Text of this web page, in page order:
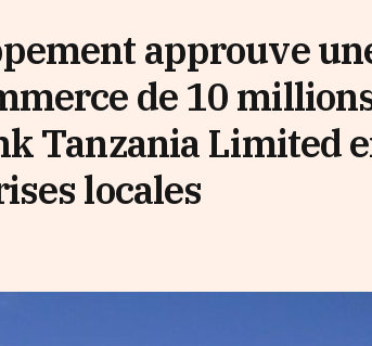
approuve
de 10
Tanzania Limited
locales